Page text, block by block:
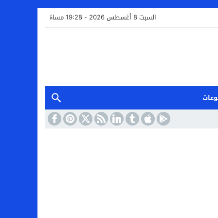
السبت 8 أغسطس 2026 - 19:28 مساءً